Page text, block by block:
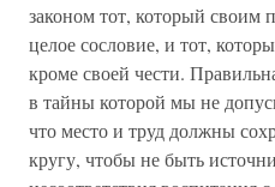
законом тот, который своим
целое сословие, и тот,
кроме своей чести.
в тайны которой мы не
что место и труд должны
кругу, чтобы не быть